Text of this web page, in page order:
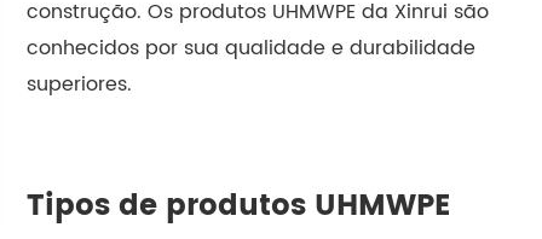
construção. Os produtos UHMWPE da Xinrui são
conhecidos por sua qualidade e durabilidade
superiores.
Tipos de produtos UHMWPE